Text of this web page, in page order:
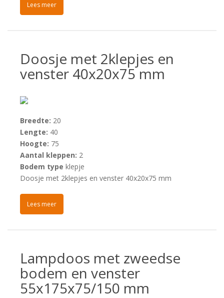
Lees meer
Doosje met 2klepjes en
venster 40x20x75 mm
Breedte: 20
Lengte: 40
Hoogte: 75
Aantal kleppen: 2
Bodem type klepje
Doosje met 2klepjes en venster 40x20x75 mm
Lees meer
Lampdoos met zweedse
bodem en venster
55x175x75/150 mm